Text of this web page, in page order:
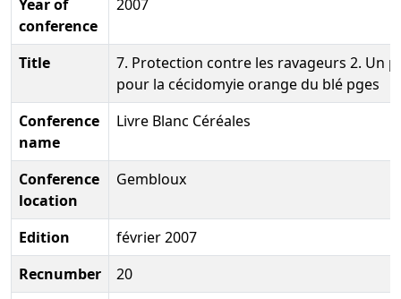
Year of
conference
2007
Title
7. Protection contre les ravageurs 2. Un
pour la cécidomyie orange du blé pges
Conference
name
Livre Blanc Céréales
Conference
location
Gembloux
Edition
février 2007
Recnumber
20